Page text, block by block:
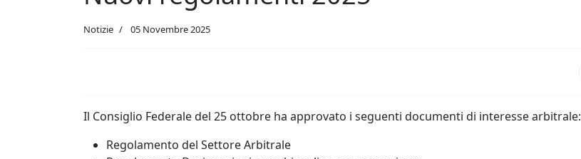
Notizie 05 Novembre 2025
Il Consiglio Federale del 25 ottobre ha approvato i seguenti documenti di interesse arbitrale:
Regolamento del Settore Arbitrale